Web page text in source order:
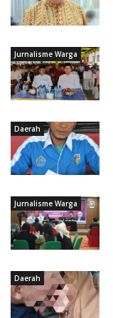
Jurnalisme Warga
Daerah
Jurnalisme Warga
Daerah